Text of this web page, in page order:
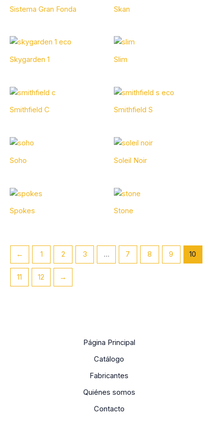
Sistema Gran Fonda Skan
Skygarden 1 Slim
Smithfield C Smithfield S
Soho Soleil Noir
Spokes Stone
← 1 2 3 … 7 8 9 10
11 12 →
Página Principal
Catálogo
Fabricantes
Quiénes somos
Contacto